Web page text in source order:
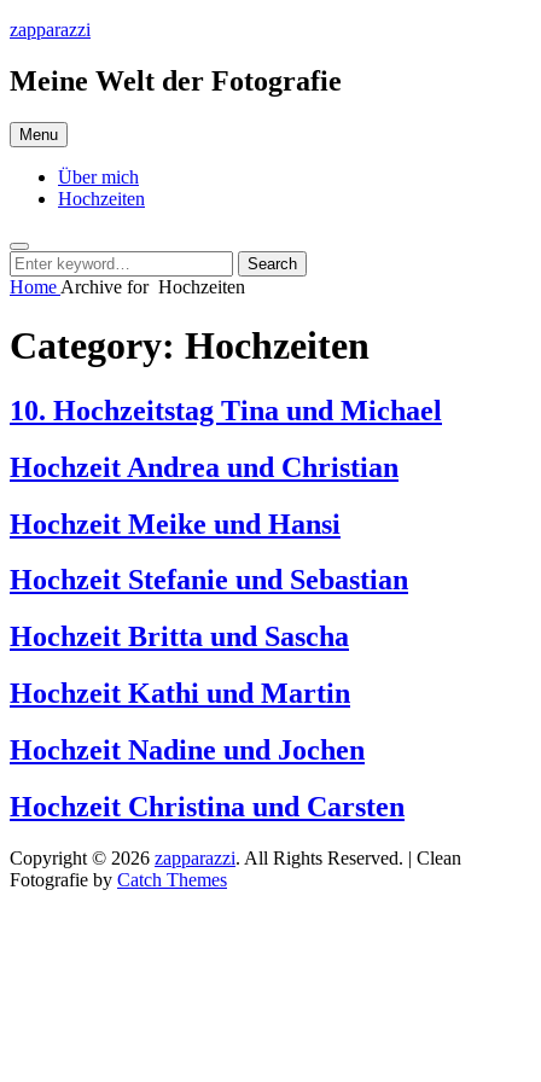
Skip
content
zapparazzi
Meine Welt der Fotografie
Menu
Über mich
Hochzeiten
Search
Search
for:
Search
Home Archive for Hochzeiten
Category: Hochzeiten
10. Hochzeitstag Tina und Michael
Hochzeit Andrea und Christian
Hochzeit Meike und Hansi
Hochzeit Stefanie und Sebastian
Hochzeit Britta und Sascha
Hochzeit Kathi und Martin
Hochzeit Nadine und Jochen
Hochzeit Christina und Carsten
Copyright © 2026 zapparazzi. All Rights Reserved. | Clean
Fotografie by Catch Themes